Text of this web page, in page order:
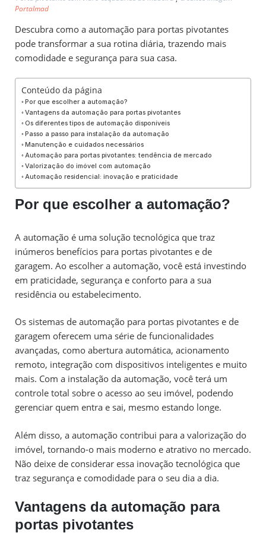
Portalmad
Descubra como a automação para portas pivotantes
pode transformar a sua rotina diária, trazendo mais
comodidade e segurança para sua casa.
Conteúdo da página
Por que escolher a automação?
Vantagens da automação para portas pivotantes
Os diferentes tipos de automação disponíveis
Passo a passo para instalação da automação
Manutenção e cuidados necessários
Automação para portas pivotantes: tendência de mercado
Valorização do imóvel com automação
Automação residencial: inovação e praticidade
Por que escolher a automação?
A automação é uma solução tecnológica que traz
inúmeros benefícios para portas pivotantes e de
garagem. Ao escolher a automação, você está investindo
em praticidade, segurança e conforto para a sua
residência ou estabelecimento.
Os sistemas de automação para portas pivotantes e de
garagem oferecem uma série de funcionalidades
avançadas, como abertura automática, acionamento
remoto, integração com dispositivos inteligentes e muito
mais. Com a instalação da automação, você terá um
controle total sobre o acesso ao seu imóvel, podendo
gerenciar quem entra e sai, mesmo estando longe.
Além disso, a automação contribui para a valorização do
imóvel, tornando-o mais moderno e atrativo no mercado.
Não deixe de considerar essa inovação tecnológica que
traz segurança e comodidade para o seu dia a dia.
Vantagens da automação para
portas pivotantes